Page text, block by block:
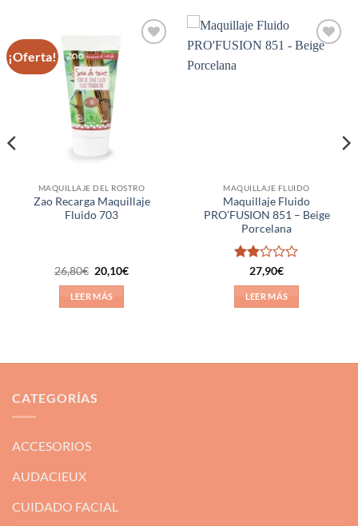
¡Oferta!
MAQUILLAJE DEL ROSTRO
Zao Recarga Maquillaje
Fluido 703
26,80€ El
precio
original
era:
26,80€.
20,10€El
LEER MÁS
Añadir
MAQUILLAJE FLUIDO
Maquillaje Fluido
PRO’FUSION 851 – Beige
Porcelana
Valorado
con
de
5
27,90€
LEER MÁS
CATEGORÍAS
ACCESORIOS
AUDACIEUX
CUIDADO FACIAL